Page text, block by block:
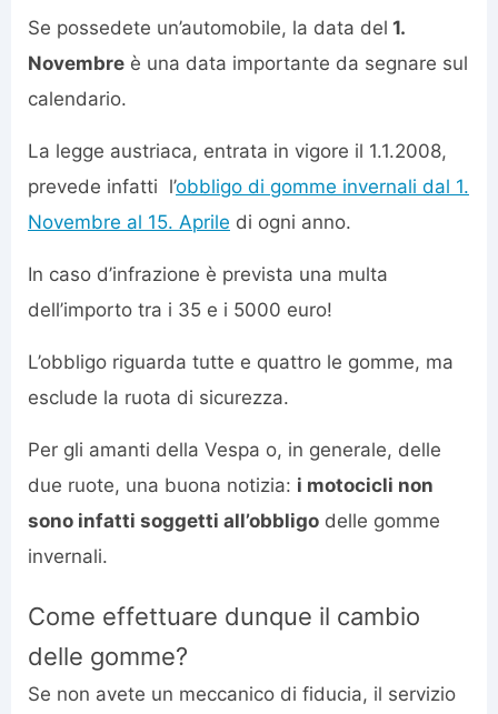
Se possedete un’automobile, la data del 1.
Novembre è una data importante da segnare sul
calendario.
La legge austriaca, entrata in vigore il 1.1.2008,
prevede infatti l’obbligo di gomme invernali dal 1.
Novembre al 15. Aprile di ogni anno.
In caso d’infrazione è prevista una multa
dell’importo tra i 35 e i 5000 euro!
L’obbligo riguarda tutte e quattro le gomme, ma
esclude la ruota di sicurezza.
Per gli amanti della Vespa o, in generale, delle
due ruote, una buona notizia: i motocicli non
sono infatti soggetti all’obbligo delle gomme
invernali.
Come effettuare dunque il cambio
delle gomme?
Se non avete un meccanico di fiducia, il servizio